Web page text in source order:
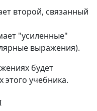
второй, связанный
"усиленные"
выражения).
будет
этого учебника.